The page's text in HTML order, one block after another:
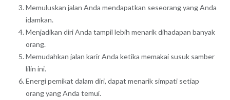
Memuluskan jalan Anda mendapatkan seseorang yang Anda
idamkan.
Menjadikan diri Anda tampil lebih menarik dihadapan banyak
orang.
Memudahkan jalan karir Anda ketika memakai susuk samber
lilin ini.
Energi pemikat dalam diri, dapat menarik simpati setiap
orang yang Anda temui.